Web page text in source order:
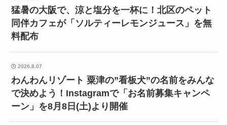
猛暑の大阪で、涼と塩分を一杯に！北区のペット
同伴カフェが「ソルティーレモンジュース」を無
料配布
2026.8.07
わんわんリゾート 粟津の”看板犬”の名前をみんな
で決めよう！Instagramで「お名前募集キャンペ
ーン」を8月8日(土)より開催